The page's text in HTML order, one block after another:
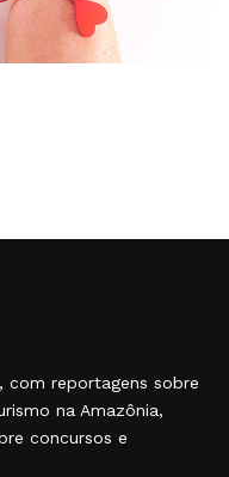
com reportagens sobre
na Amazônia,
concursos e